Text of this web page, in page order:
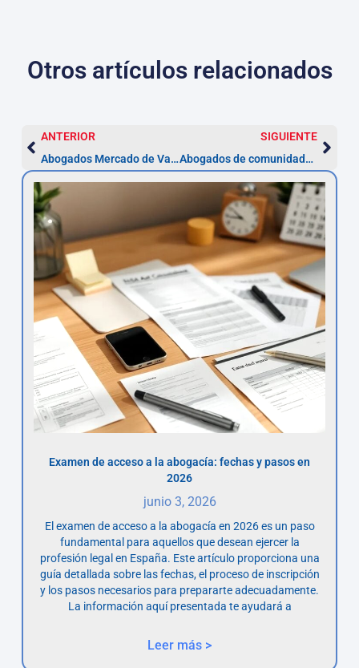
Otros artículos relacionados
ANTERIOR
Abogados Mercado de Valores en Elche | Asesor.Legal
SIGUIENTE
Abogados de comunidades de propietarios en Elche
Examen de acceso a la abogacía: fechas y pasos en
2026
junio 3, 2026
El examen de acceso a la abogacía en 2026 es un paso
fundamental para aquellos que desean ejercer la
profesión legal en España. Este artículo proporciona una
guía detallada sobre las fechas, el proceso de inscripción
y los pasos necesarios para prepararte adecuadamente.
La información aquí presentada te ayudará a
Leer más >